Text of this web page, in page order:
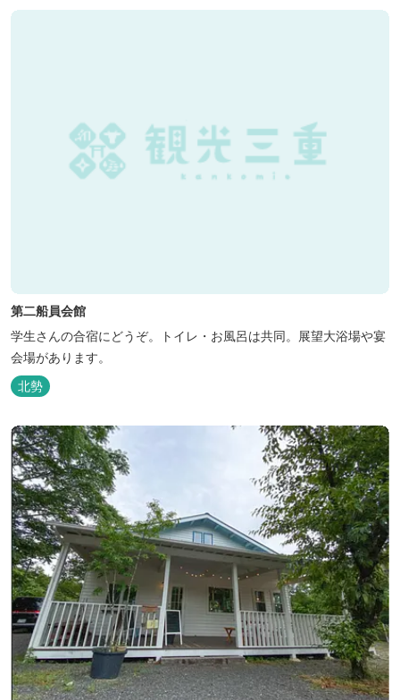
第二船員会館
学生さんの合宿にどうぞ。トイレ・お風呂は共同。展望大浴場や宴
会場があります。
北勢